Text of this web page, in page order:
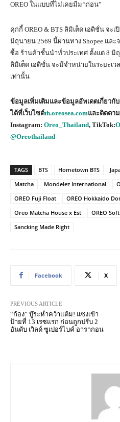
OREO ในแบบที่ไม่เคยมีมาก่อน”
คุกกี้ OREO & BTS ลิมิเต็ด เอดิชั่น จะ
มิถุนายน 2569 นี้ผ่านทาง Shopee แล
ซื้อ ร้านค้าชั้นนำทั่วประเทศ ตั้งแต่ 8 มิ
ลิมิเต็ด เอดิชั่น จะมีจำหน่ายในระยะเ
เท่านั้น
ข้อมูลเพิ่มเติมและข้อมูลอัพเดตเกี่ยวกั
ได้ที่เว็บไซต์th.oreosea.comและติดตา
Instagram: Oreo_Thailand, TikTok:
@Oreothailand
TAGS BTS Hometown BTS
Matcha
Mondelez International
OREO Fuji Float
OREO Hokkaido
Oreo Matcha House x Est
OREO
Sancking Made Right
Facebook X
PREVIOUS ARTICLE
“ก้อง” บู๊ระห่ำคว้าแต้ม! แซงเข้า
ป้ายที่ 13 เรซแรก ก่อนถูกปรับ 2
อันดับ เวิลด์ ซูเปอร์ไบค์ อารากอน